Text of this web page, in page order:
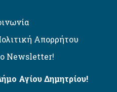
Απορρήτου
Newsletter!
Αγίου Δημητρίου!